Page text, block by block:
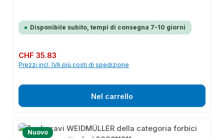
Disponibile subito, tempi di consegna 7-10 giorni
Prezzo normale:
CHF 35.83
Prezzi incl. IVA più costi di spedizione
Nel carrello
Nuovo